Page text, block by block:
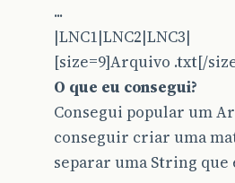
...
|LNC1|LNC2|LNC3|
[size=9]Arquivo .txt[/
O que eu consegui?
Consegui popular um
conseguir criar uma
separar uma String